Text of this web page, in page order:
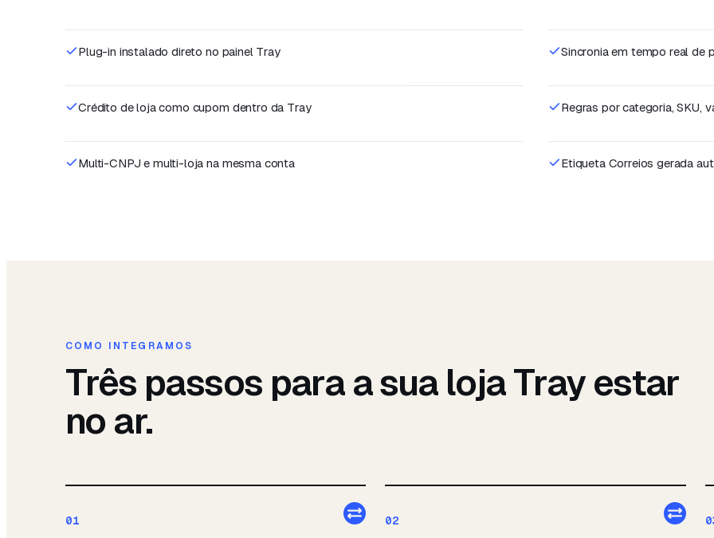
Plug-in instalado direto no painel Tray Sincronia em tempo real de
Crédito de loja como cupom dentro da Tray Regras por categoria, SKU,
Multi-CNPJ e multi-loja na mesma conta Etiqueta Correios gerada
COMO INTEGRAMOS
Três passos para a sua lojaTrayestar
no ar.
01 02